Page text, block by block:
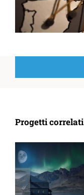
Progetti correlati